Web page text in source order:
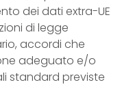
dei dati extra-UE
di legge
accordi che
adeguato e/o
standard previste